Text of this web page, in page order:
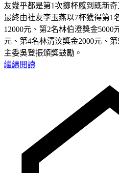
友幾乎都是第1次擲杯感到既新
最終由社友李玉燕以7杯獲得第1
12000元、第2名林伯澄獎金5000
元、第4名林清汶獎金2000元、
主委吳登振頒獎鼓勵。
繼續閱讀